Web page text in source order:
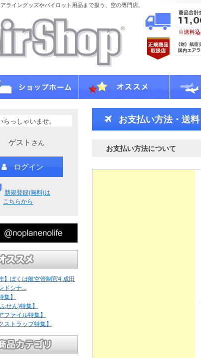
ライングッズやパイロット用品まで扱う、空の専門店。
らっしゃいませ。
ゲスト さん
ログイン
新規登録(無料)は
こちらから
】ぼくは航空管制官4 成田
ドシナ...
集】
せん)特集】
ファイル特集】
ストラップ特集】
お支払い方法・送料
お支払い方法について